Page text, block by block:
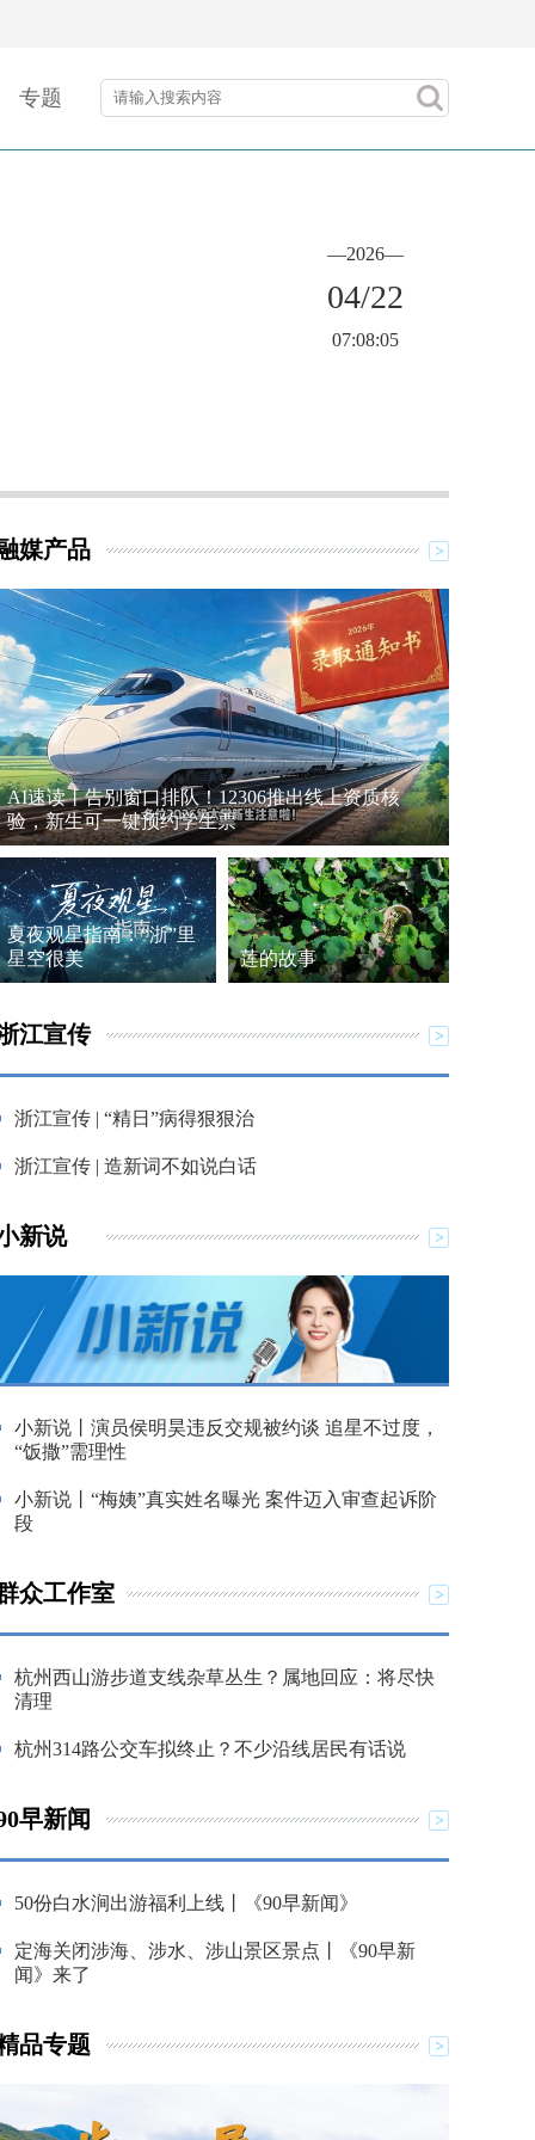
专题
—2026—
04/22
07:08:05
媒产品
AI速读丨告别窗口排队！12306推出线上资质核
验，新生可一键预约学生票
夏夜观星指南：“浙”里
星空很美
莲的故事
江宣传
浙江宣传 | “精日”病得狠狠治
浙江宣传 | 造新词不如说白话
新说
小新说丨演员侯明昊违反交规被约谈 追星不过度，
“饭撒”需理性
小新说丨“梅姨”真实姓名曝光 案件迈入审查起诉阶
段
众工作室
杭州西山游步道支线杂草丛生？属地回应：将尽快
清理
杭州314路公交车拟终止？不少沿线居民有话说
早新闻
50份白水涧出游福利上线丨《90早新闻》
定海关闭涉海、涉水、涉山景区景点丨《90早新
闻》来了
品专题